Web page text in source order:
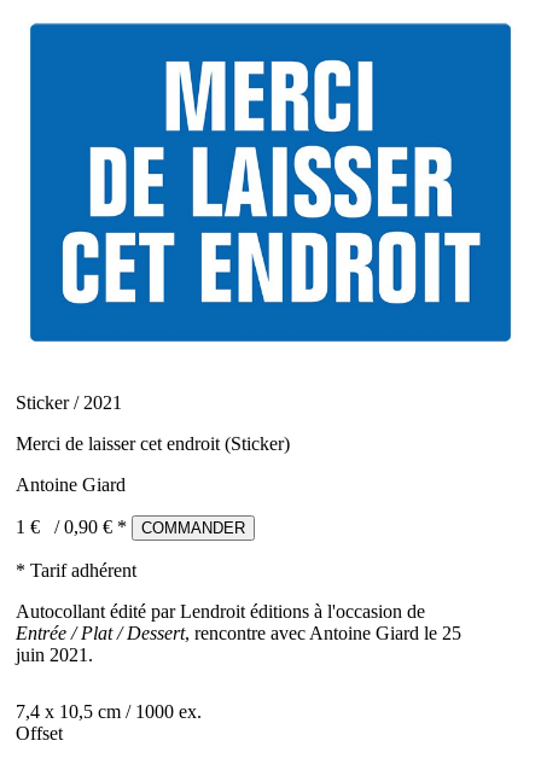
Sticker / 2021
Merci de laisser cet endroit (Sticker)
Antoine Giard
1 € /0,90 € * COMMANDER
* Tarif adhérent
Autocollant édité par Lendroit éditions à l'occasion de
Entrée / Plat / Dessert, rencontre avec Antoine Giard le 25
juin 2021.
7,4 x 10,5 cm / 1000 ex.
Offset